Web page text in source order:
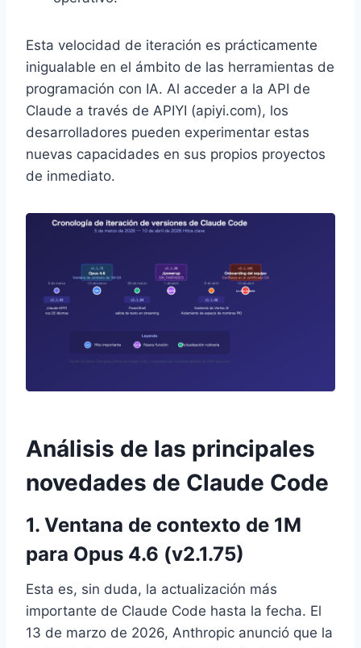
Esta velocidad de iteración es prácticamente
inigualable en el ámbito de las herramientas de
programación con IA. Al acceder a la API de
Claude a través de APIYI (apiyi.com), los
desarrolladores pueden experimentar estas
nuevas capacidades en sus propios proyectos
de inmediato.
Análisis de las principales
novedades de Claude Code
1. Ventana de contexto de 1M
para Opus 4.6 (v2.1.75)
Esta es, sin duda, la actualización más
importante de Claude Code hasta la fecha. El
13 de marzo de 2026, Anthropic anunció que la